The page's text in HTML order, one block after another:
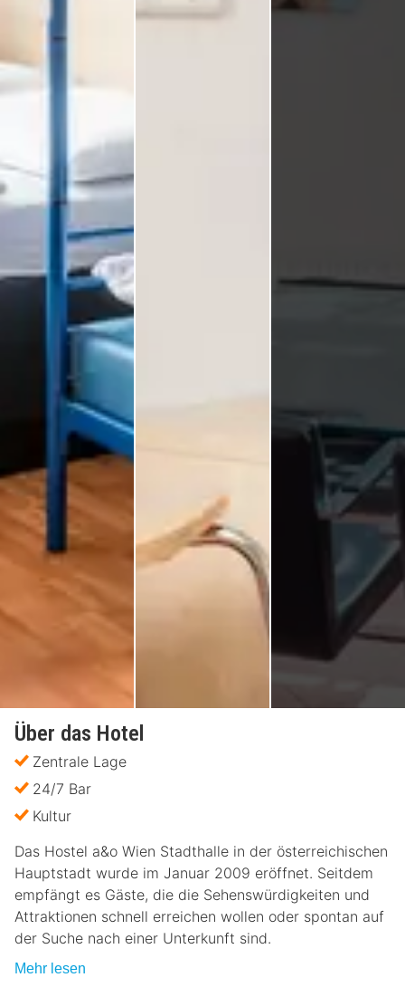
Über das Hotel
Zentrale Lage
24/7 Bar
Kultur
Das Hostel a&o Wien Stadthalle in der österreichischen
Hauptstadt wurde im Januar 2009 eröffnet. Seitdem
empfängt es Gäste, die die Sehenswürdigkeiten und
Attraktionen schnell erreichen wollen oder spontan auf
der Suche nach einer Unterkunft sind.
Mehr lesen